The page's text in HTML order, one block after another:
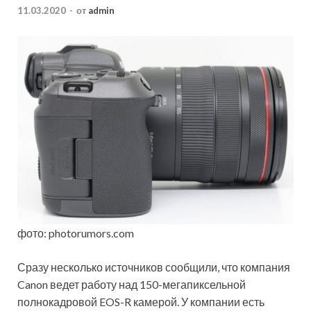
11.03.2020 - от admin
фото: photorumors.com
Сразу несколько источников сообщили, что компания
Canon ведет работу над 150-мегапиксельной
полнокадровой EOS-R камерой. У компании есть